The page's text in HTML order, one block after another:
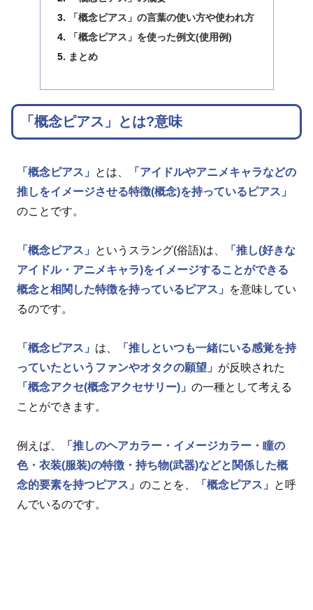
「概念ピアス」の言葉の使い方や使われ方
「概念ピアス」を使った例文(使用例)
まとめ
「概念ピアス」とは?意味
「概念ピアス」 とは、
「アイドルやアニメキャラなどの
推しをイメージさせる特徴(概念)を持っているピアス」
のことです。
「概念ピアス」 というスラング(俗語)は、
「推し(好きな
アイドル・アニメキャラ)をイメージすることができる
概念と相関した特徴を持っているピアス」
を意味してい
るのです。
「概念ピアス」 は、
「推しといつも一緒にいる感覚を持
っていたというファンやオタクの願望」 が反映された
「概念アクセ(概念アクセサリー)」 の一種として考える
ことができます。
例えば、
「推しのヘアカラー・イメージカラー・瞳の
色・衣装(服装)の特徴・持ち物(武器)などと関係した概
念的要素を持つピアス」 のことを、 「概念ピアス」
と呼
んでいるのです。